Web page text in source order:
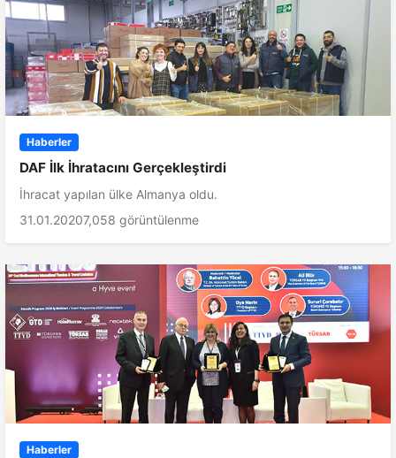
Haberler
DAF İlk İhratacını Gerçekleştirdi
İhracat yapılan ülke Almanya oldu.
31.01.20207,058 görüntülenme
Haberler